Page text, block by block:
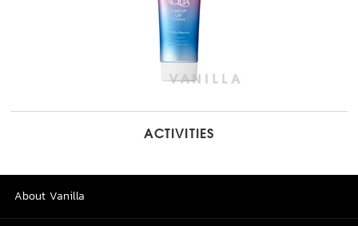
ACTIVITIES
About Vanilla